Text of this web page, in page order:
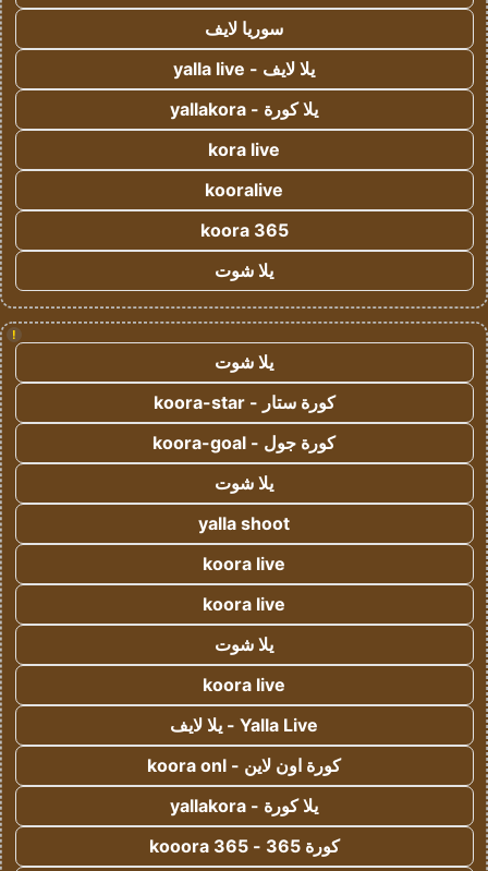
سوريا لايف
يلا لايف - yalla live
يلا كورة - yallakora
kora live
kooralive
koora 365
يلا شوت
!
يلا شوت
كورة ستار - koora-star
كورة جول - koora-goal
يلا شوت
yalla shoot
koora live
koora live
يلا شوت
koora live
Yalla Live - يلا لايف
كورة اون لاين - koora onl
يلا كورة - yallakora
كورة 365 - kooora 365